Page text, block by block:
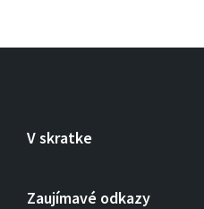
V skratke
Zaujímavé odkazy